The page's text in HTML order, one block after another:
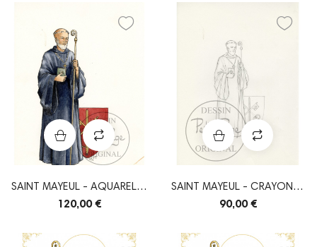
SAINT MAYEUL - AQUARELLE
ORIGINALE
120,00 €
SAINT MAYEUL - CRAYONNÉ
ORIGINAL
90,00 €